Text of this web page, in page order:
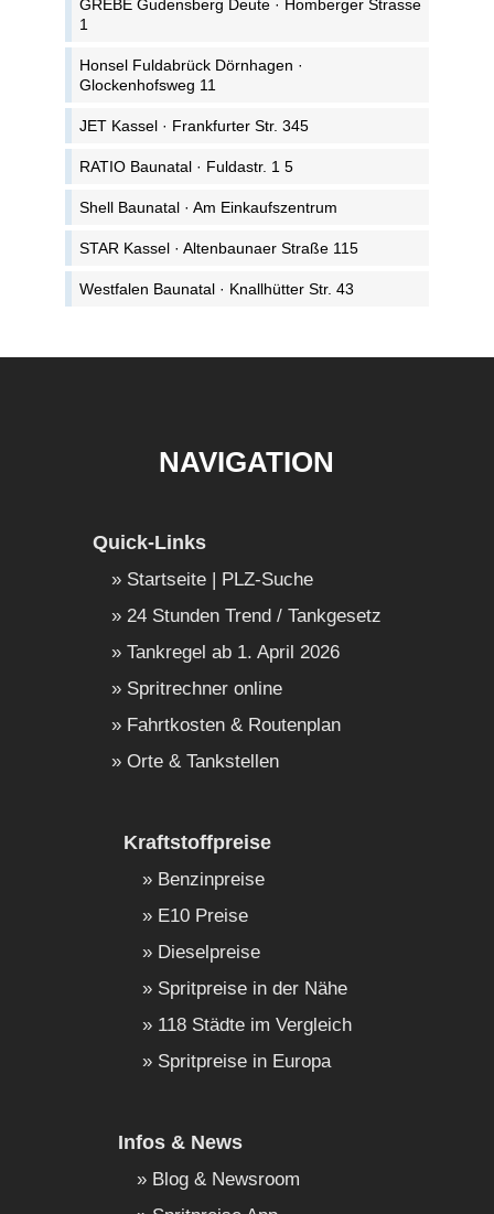
GREBE Gudensberg Deute · Homberger Strasse
1
Honsel Fuldabrück Dörnhagen ·
Glockenhofsweg 11
JET Kassel · Frankfurter Str. 345
RATIO Baunatal · Fuldastr. 1 5
Shell Baunatal · Am Einkaufszentrum
STAR Kassel · Altenbaunaer Straße 115
Westfalen Baunatal · Knallhütter Str. 43
NAVIGATION
Quick-Links
Startseite | PLZ-Suche
24 Stunden Trend / Tankgesetz
Tankregel ab 1. April 2026
Spritrechner online
Fahrtkosten & Routenplan
Orte & Tankstellen
Kraftstoffpreise
Benzinpreise
E10 Preise
Dieselpreise
Spritpreise in der Nähe
118 Städte im Vergleich
Spritpreise in Europa
Infos & News
Blog & Newsroom